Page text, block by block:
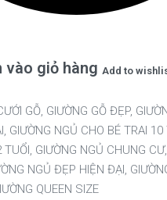
vào giỏ hàng Add to
GỖ, GIƯỜNG GỖ ĐẸP,
, GIƯỜNG NGỦ CHO BÉ TRAI 10
TUỔI, GIƯỜNG NGỦ CHUNG CƯ,
NGỦ ĐẸP HIỆN ĐẠI,
QUEEN SIZE